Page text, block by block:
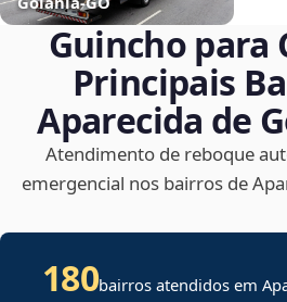
Guincho para
Principais
Aparecida de
Atendimento de reboque
emergencial nos bairros de
180bairros atendidos em